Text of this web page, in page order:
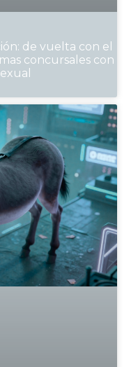
de vuelta con el
concursales con